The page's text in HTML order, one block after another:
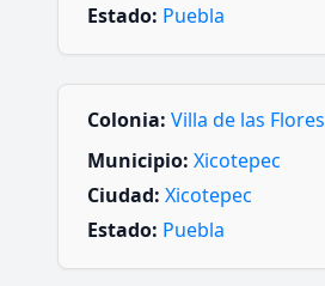
Estado: Puebla
Colonia: Villa de las Flores
Municipio: Xicotepec
Ciudad: Xicotepec
Estado: Puebla